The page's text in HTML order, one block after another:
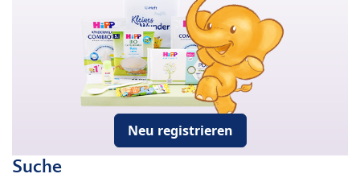
Neu registrieren
Suche